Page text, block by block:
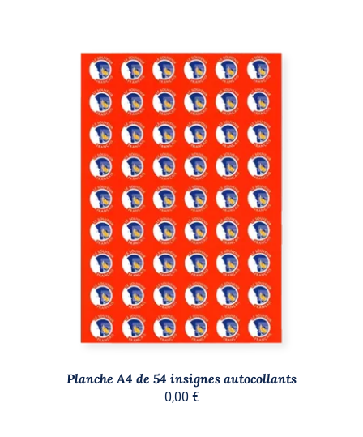
DÉTAILS
Planche A4 de 54 insignes autocollants
0,00 €